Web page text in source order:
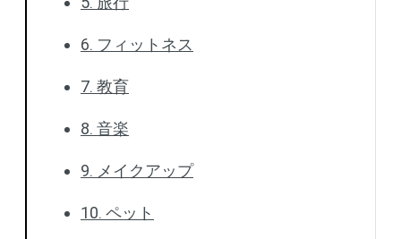
6. フィットネス
7. 教育
8. 音楽
9. メイクアップ
10. ペット